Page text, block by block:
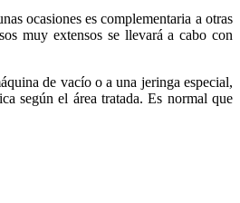
ocasiones es complementaria a otras
muy extensos se llevará a cabo con
de vacío o a una jeringa especial,
según el área tratada. Es normal que